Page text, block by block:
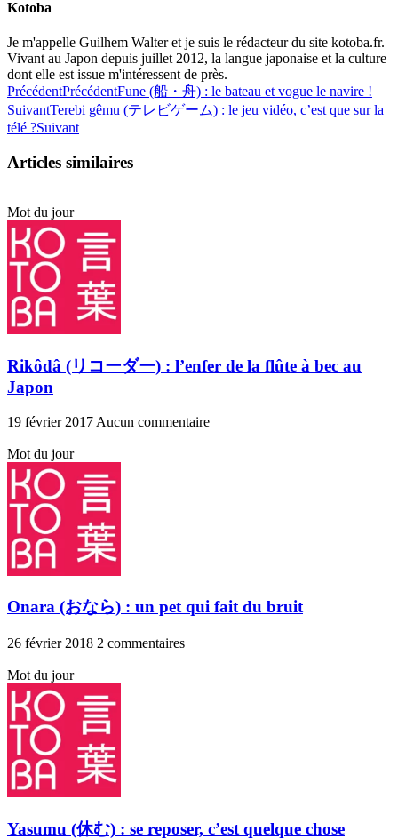
Kotoba
Je m'appelle Guilhem Walter et je suis le rédacteur du site kotoba.fr.
Vivant au Japon depuis juillet 2012, la langue japonaise et la culture
dont elle est issue m'intéressent de près.
PrécédentPrécédentFune (船・舟) : le bateau et vogue le navire !
SuivantTerebi gêmu (テレビゲーム) : le jeu vidéo, c’est que sur la
télé ?Suivant
Articles similaires
Mot du jour
Rikôdâ (リコーダー) : l’enfer de la flûte à bec au
Japon
19 février 2017 Aucun commentaire
Mot du jour
Onara (おなら) : un pet qui fait du bruit
26 février 2018 2 commentaires
Mot du jour
Yasumu (休む) : se reposer, c’est quelque chose